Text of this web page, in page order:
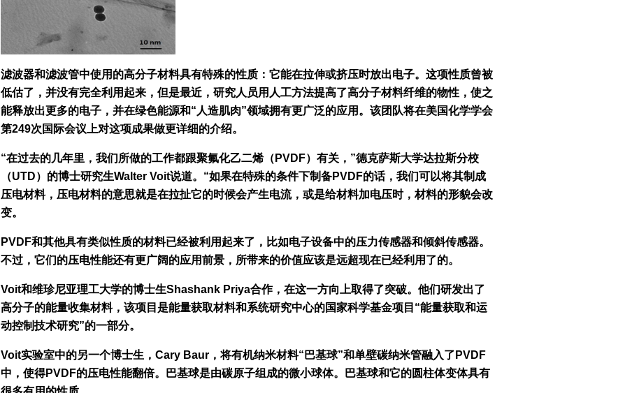
滤波器和滤波管中使用的高分子材料具有特殊的性质：它能在拉伸或挤压时放出电子。这项性质曾被
低估了，并没有完全利用起来，但是最近，研究人员用人工方法提高了高分子材料纤维的物性，使之
能释放出更多的电子，并在绿色能源和“人造肌肉”领域拥有更广泛的应用。该团队将在美国化学学会
第249次国际会议上对这项成果做更详细的介绍。
“在过去的几年里，我们所做的工作都跟聚氟化乙二烯（PVDF）有关，”德克萨斯大学达拉斯分校
（UTD）的博士研究生Walter Voit说道。“如果在特殊的条件下制备PVDF的话，我们可以将其制成
压电材料，压电材料的意思就是在拉扯它的时候会产生电流，或是给材料加电压时，材料的形貌会改
变。
PVDF和其他具有类似性质的材料已经被利用起来了，比如电子设备中的压力传感器和倾斜传感器。
不过，它们的压电性能还有更广阔的应用前景，所带来的价值应该是远超现在已经利用了的。
Voit和维珍尼亚理工大学的博士生Shashank Priya合作，在这一方向上取得了突破。他们研发出了
高分子的能量收集材料，该项目是能量获取材料和系统研究中心的国家科学基金项目“能量获取和运
动控制技术研究”的一部分。
Voit实验室中的另一个博士生，Cary Baur，将有机纳米材料“巴基球”和单壁碳纳米管融入了PVDF
中，使得PVDF的压电性能翻倍。巴基球是由碳原子组成的微小球体。巴基球和它的圆柱体变体具有